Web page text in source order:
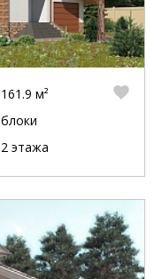
161.9 м²
блоки
2 этажа